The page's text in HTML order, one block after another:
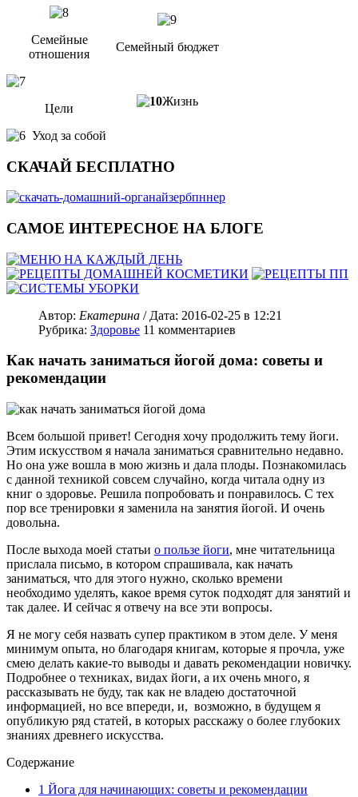
Семейные
отношения
Семейный бюджет
Цели
Жизнь
Уход за собой
СКАЧАЙ БЕСПЛАТНО
САМОЕ ИНТЕРЕСНОЕ НА БЛОГЕ
Автор: Екатерина / Дата: 2016-02-25 в 12:21
Рубрика: Здоровье 11 комментариев
Как начать заниматься йогой дома: советы и
рекомендации
Всем большой привет! Сегодня хочу продолжить тему йоги.
Этим искусством я начала заниматься сравнительно недавно.
Но она уже вошла в мою жизнь и дала плоды. Познакомилась
с данной техникой совсем случайно, когда читала одну из
книг о здоровье. Решила попробовать и понравилось. С тех
пор все тренировки я заменила на занятия йогой. И очень
довольна.
После выхода моей статьи о пользе йоги, мне читательница
прислала письмо, в котором спрашивала, как начать
заниматься, что для этого нужно, сколько времени
необходимо уделять, какое время суток подходят для занятий и
так далее. И сейчас я отвечу на все эти вопросы.
Я не могу себя назвать супер практиком в этом деле. У меня
минимум опыта, но благодаря книгам, которые я прочла, уже
смею делать какие-то выводы и давать рекомендации новичку.
Подробнее о техниках, видах йоги, а их очень много, я
рассказывать не буду, так как не владею достаточной
информацией, но все впереди, и, возможно, в будущем я
опубликую ряд статей, в которых расскажу о более глубоких
знаниях древнего искусства.
Содержание
1 Йога для начинающих: советы и рекомендации